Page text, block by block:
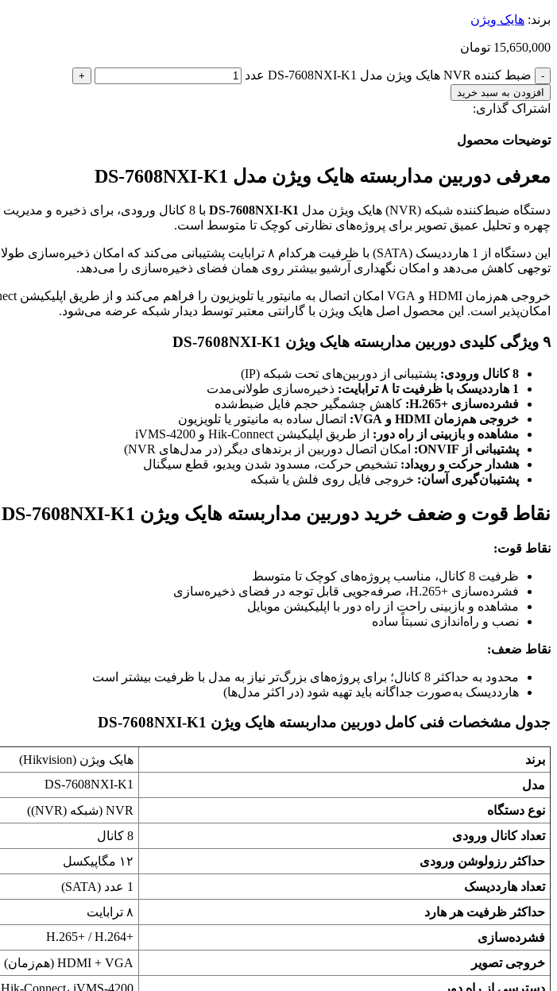
برند: هایک ویژن
15,650,000 تومان
ضبط کننده NVR هایک ویژن مدل DS-7608NXI-K1 عدد
افزودن به سبد خرید
اشتراک گذاری:
توضیحات محصول
معرفی دوربین مداربسته هایک ویژن مدل DS-7608NXI-K1
دستگاه ضبط‌کننده شبکه (NVR) هایک ویژن مدل DS-7608NXI-K1
چهره و تحلیل عمیق تصویر برای پروژه‌های نظارتی کوچک تا متوسط است.
توجهی کاهش می‌دهد و امکان نگهداری آرشیو بیشتر روی همان فضای ذخیره‌سازی را می‌دهد.
امکان‌پذیر است. این محصول اصل هایک ویژن با گارانتی معتبر توسط دیدار شبکه عرضه می‌شود.
۹ ویژگی کلیدی دوربین مداربسته هایک ویژن DS-7608NXI-K1
8 کانال ورودی:
پشتیبانی از دوربین‌های تحت شبکه (IP)
1 هارددیسک با ظرفیت تا ۸ ترابایت:
ذخیره‌سازی طولانی‌مدت
فشرده‌سازی H.265+‎:
کاهش چشمگیر حجم فایل ضبط‌شده
خروجی هم‌زمان HDMI و VGA:
اتصال ساده به مانیتور یا تلویزیون
مشاهده و بازبینی از راه دور: از طریق اپلیکیشن Hik-Connect و iVMS-4200
پشتیبانی از ONVIF:
امکان اتصال دوربین از برندهای دیگر (در مدل‌های NVR)
هشدار حرکت و رویداد: تشخیص حرکت، مسدود شدن ویدیو، قطع سیگنال
پشتیبان‌گیری آسان: خروجی فایل روی فلش یا شبکه
نقاط قوت و ضعف خرید دوربین مداربسته هایک ویژن DS-7608NXI-K1
نقاط قوت:
ظرفیت 8 کانال، مناسب پروژه‌های کوچک تا متوسط
فشرده‌سازی H.265+‎، صرفه‌جویی قابل توجه در فضای ذخیره‌سازی
مشاهده و بازبینی راحت از راه دور با اپلیکیشن موبایل
نصب و راه‌اندازی نسبتاً ساده
نقاط ضعف:
محدود به حداکثر 8 کانال؛ برای پروژه‌های بزرگ‌تر نیاز به مدل با ظرفیت بیشتر است
هارددیسک به‌صورت جداگانه باید تهیه شود (در اکثر مدل‌ها)
جدول مشخصات فنی کامل دوربین مداربسته هایک ویژن DS-7608NXI-K1
برند
هایک ویژن (Hikvision)
مدل
DS-7608NXI-K1
نوع دستگاه
NVR (شبکه (NVR))
تعداد کانال ورودی
8 کانال
حداکثر رزولوشن ورودی
۱۲ مگاپیکسل
تعداد هارددیسک
1 عدد (SATA)
حداکثر ظرفیت هر هارد
۸ ترابایت
فشرده‌سازی
H.265+‎ / H.264+‎
خروجی تصویر
HDMI + VGA (هم‌زمان)